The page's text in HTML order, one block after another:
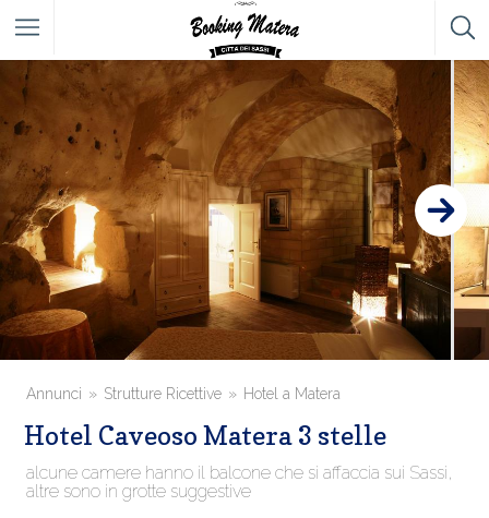
Annunci Strutture Ricettive Hotel a Matera
Hotel Caveoso Matera 3 stelle
alcune camere hanno il balcone che si affaccia sui Sassi,
altre sono in grotte suggestive